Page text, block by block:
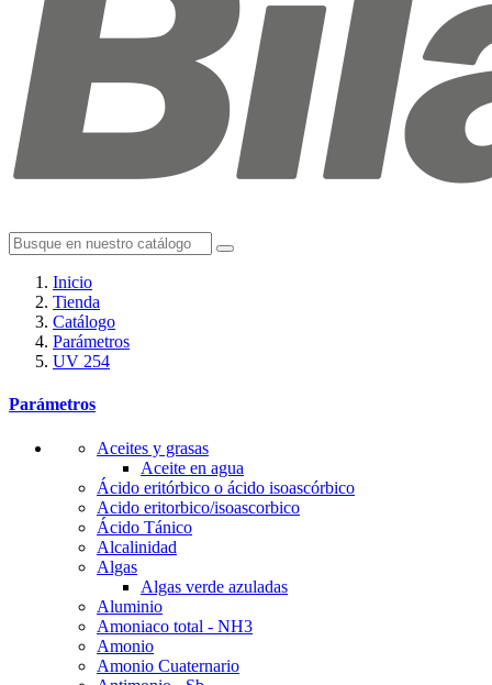
Inicio
Tienda
Catálogo
Parámetros
UV 254
Parámetros
Aceites y grasas
Aceite en agua
Ácido eritórbico o ácido isoascórbico
Acido eritorbico/isoascorbico
Ácido Tánico
Alcalinidad
Algas
Algas verde azuladas
Aluminio
Amoniaco total - NH3
Amonio
Amonio Cuaternario